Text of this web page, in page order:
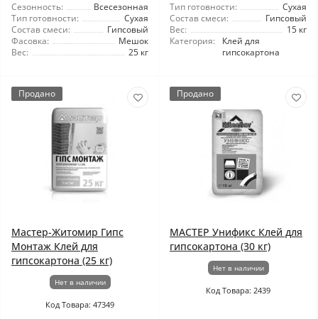
Сезонность:
Всесезонная
Тип готовности:
Сухая
Состав смеси:
Гипсовый
Фасовка:
Мешок
Вес:
25 кг
Тип готовности:
Сухая
Состав смеси:
Гипсовый
Вес:
15 кг
Категория:
Клей для
гипсокартона
Продано
Мастер-Житомир Гипс
Монтаж Клей для
гипсокартона (25 кг)
Нет в наличии
Код Товара: 47349
Продано
МАСТЕР Унификс Клей для
гипсокартона (30 кг)
Нет в наличии
Код Товара: 2439